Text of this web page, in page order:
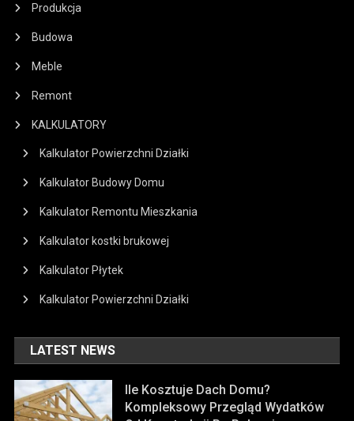
Produkcja
Budowa
Meble
Remont
KALKULATORY
Kalkulator Powierzchni Działki
Kalkulator Budowy Domu
Kalkulator Remontu Mieszkania
Kalkulator kostki brukowej
Kalkulator Płytek
Kalkulator Powierzchni Działki
LATEST NEWS
Ile Kosztuje Dach Domu?
Kompleksowy Przegląd Wydatków